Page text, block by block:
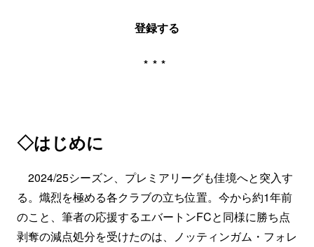
登録する
***
◇はじめに
2024/25シーズン、プレミアリーグも佳境へと突入す
る。熾烈を極める各クラブの立ち位置。今から約1年前
のこと、筆者の応援するエバートンFCと同様に勝ち点
剥奪の減点処分を受けたのは、ノッティンガム・フォレ